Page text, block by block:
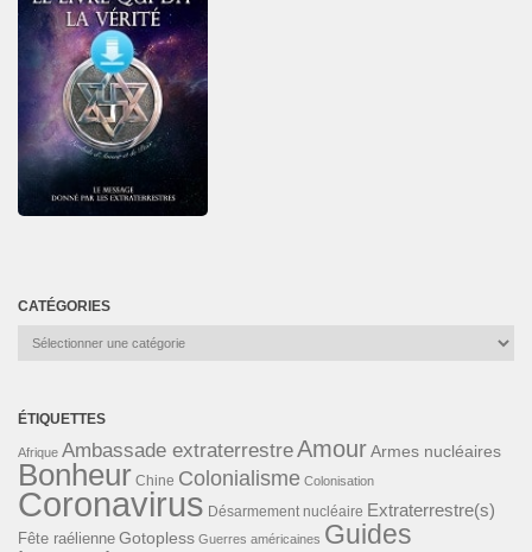
CATÉGORIES
Catégories
ÉTIQUETTES
Afrique Ambassade extraterrestreAmourArmes nucléaires
Bonheur Chine Colonialisme Colonisation
Coronavirus Désarmement nucléaire Extraterrestre(s)
Fête raélienne Gotopless Guerres américaines Guides